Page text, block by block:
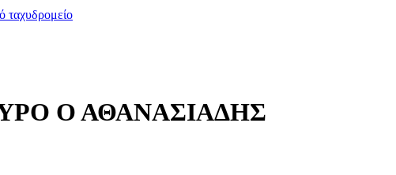
ταχυδρομείο
Ο ΑΘΑΝΑΣΙΑΔΗΣ